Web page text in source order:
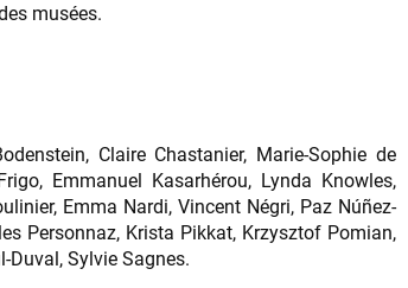
musées.
Claire Chastanier, Marie-Sophie de
Emmanuel Kasarhérou, Lynda Knowles,
Emma Nardi, Vincent Négri, Paz Núñez-
Personnaz, Krista Pikkat, Krzysztof Pomian,
Duval, Sylvie Sagnes.